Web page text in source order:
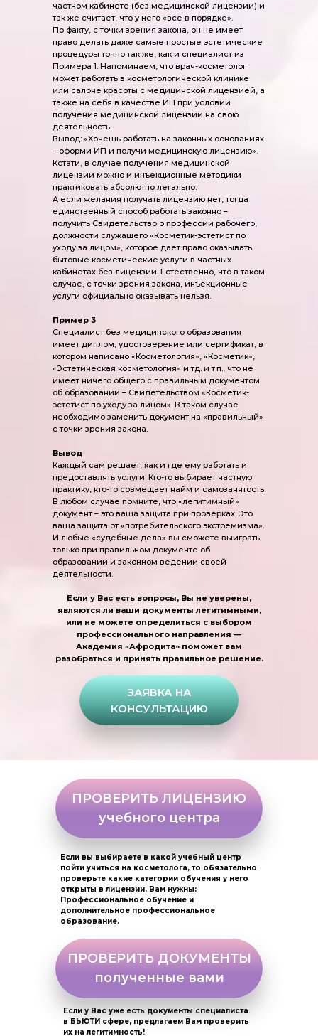
частном кабинете (без медицинской лицензии) и
так же считает, что у него «все в порядке».
По факту, с точки зрения закона, он не имеет
право делать даже самые простые эстетические
процедуры точно так же, как и специалист из
Примера 1. Напоминаем, что врач-косметолог
может работать в косметологической клинике
или салоне красоты с медицинской лицензией, а
также на себя в качестве ИП при условии
получения медицинской лицензии на свою
деятельность.
Вывод: «Хочешь работать на законных основаниях
– оформи ИП и получи медицинскую лицензию».
Кстати, в случае получения медицинской
лицензии можно и инъекционные методики
практиковать абсолютно легально.
А если желания получать лицензию нет, тогда
единственный способ работать законно –
получить Свидетельство о профессии рабочего,
должности служащего «Косметик-эстетист по
уходу за лицом», которое дает право оказывать
бытовые косметические услуги в частных
кабинетах без лицензии. Естественно, что в таком
случае, с точки зрения закона, инъекционные
услуги официально оказывать нельзя.
Пример 3
Специалист без медицинского образования
имеет диплом, удостоверение или сертификат, в
котором написано «Косметология», «Косметик»,
«Эстетическая косметология» и тд. и т.п., что не
имеет ничего общего с правильным документом
об образовании – Свидетельством «Косметик-
эстетист по уходу за лицом». В таком случае
необходимо заменить документ на «правильный»
с точки зрения закона.
Вывод
Каждый сам решает, как и где ему работать и
предоставлять услуги. Кто-то выбирает частную
практику, кто-то совмещает найм и самозанятость.
В любом случае помните, что «легитимный»
документ – это ваша защита при проверках. Это
ваша защита от «потребительского экстремизма».
И любые «судебные дела» вы сможете выиграть
только при правильном документе об
образовании и законном ведении своей
деятельности.
Если у Вас есть вопросы, Вы не уверены,
являются ли ваши документы легитимными,
или не можете определиться с выбором
профессионального направления —
Академия «Афродита» поможет вам
разобраться и принять правильное решение.
ЗАЯВКА НА
КОНСУЛЬТАЦИЮ
Если у Вас уже есть документы специалиста
в БЬЮТИ сфере, предлагаем Вам проверить
их на легитимность!
Если вы выбираете в какой учебный центр
пойти учиться на косметолога, то обязательно
проверьте какие категории обучения у него
открыты в лицензии, Вам нужны:
Профессиональное обучение и
дополнительное профессиональное
образование.
ПРОВЕРИТЬ ЛИЦЕНЗИЮ
учебного центра
ПРОВЕРИТЬ ДОКУМЕНТЫ
полученные вами